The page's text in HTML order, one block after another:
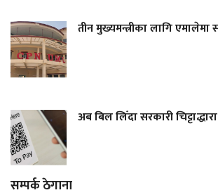
तीन मुख्यमन्त्रीका लागि एमालेमा
अब बिल लिँदा सरकारी
सम्पर्क ठेगाना